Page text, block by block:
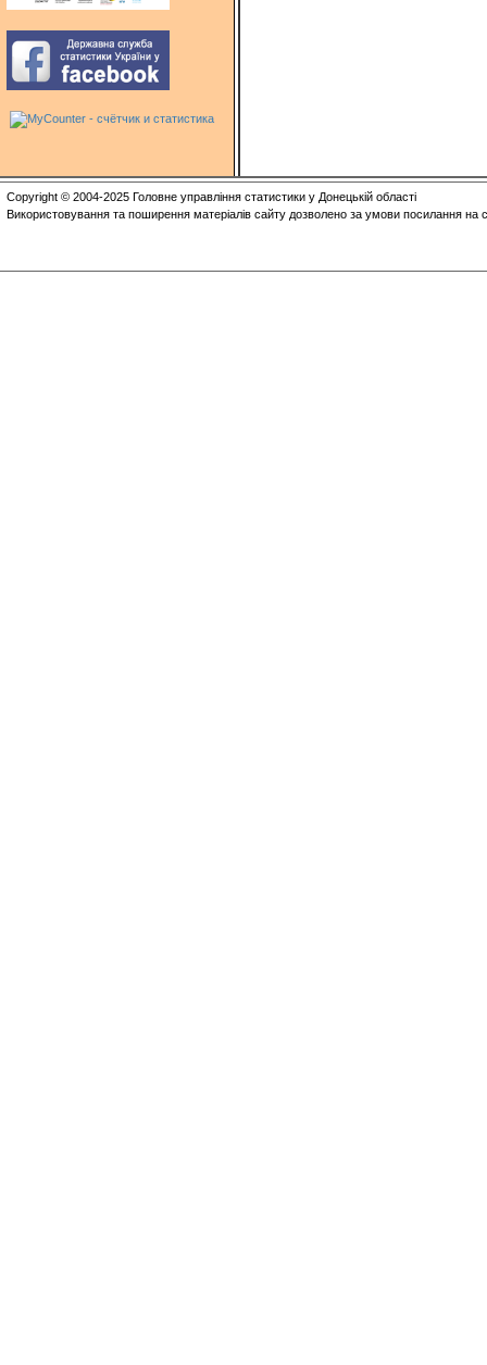
Copyright © 2004-2025 Головне управління статистики у Донецькій області
Використовування та поширення матеріалів сайту дозволено за умови посилання на